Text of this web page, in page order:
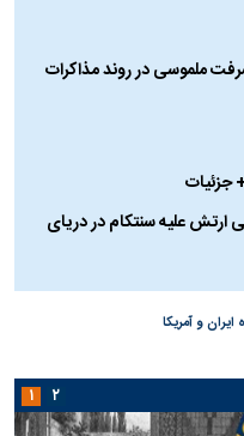
ملموسی در روند مذاکرات
جزئیات
ارتش علیه سنتکام در دریای
ایران و آمریکا
۱ ۲